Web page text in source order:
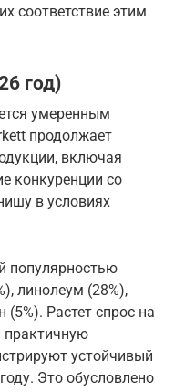
соответствие этим
год)
умеренным
продолжает
включая
конкуренции со
в условиях
популярностью
линолеум (28%),
Растет спрос на
практичную
устойчивый
Это обусловлено